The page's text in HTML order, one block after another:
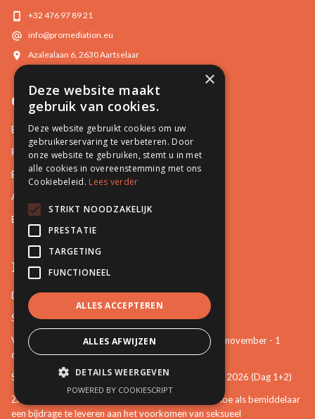
+32 476 97 89 21
info@promediation.eu
Azalealaan 6, 2630 Aartselaar
Opleidingen
Basisopleidingen
Familiale Bemiddeling
Burgerlijke en Handelszaken
Arbeidsrelaties en Sociale zaken
Bemiddeling in Bestuurszaken
Permanente vorming
De startbasis als erkend bemiddelaar (online)
Starten als bemiddelaar na mijn opleiding
Vertrouwenspersoon van de stem van het kind - 30-november - 1
december 2026 (Dag 3+4)
Stem van het kind en mattenspel - 18+19 november 2026 (Dag 1+2)
Zien, weten, handelen: een eerste verkenning over hoe als bemiddelaar
een bijdrage te leveren aan het voorkomen van seksueel
×
Deze website maakt
gebruik van cookies.
Deze website gebruikt cookies om uw
gebruikerservaring te verbeteren. Door
onze website te gebruiken, stemt u in met
alle cookies in overeenstemming met ons
Cookiebeleid. Lees verder
STRIKT NOODZAKELIJK
PRESTATIE
TARGETING
FUNCTIONEEL
ALLES ACCEPTEREN
ALLES AFWIJZEN
DETAILS WEERGEVEN
POWERED BY COOKIESCRIPT